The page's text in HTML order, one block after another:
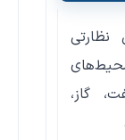
نظارتی
گاز،